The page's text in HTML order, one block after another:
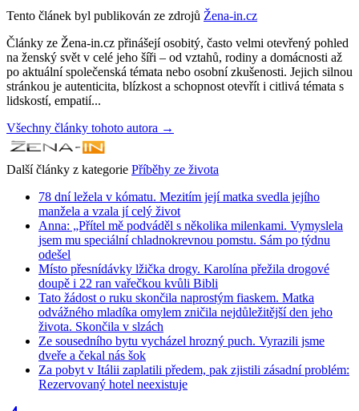
Tento článek byl publikován ze zdrojů Žena-in.cz
Články ze Žena-in.cz přinášejí osobitý, často velmi otevřený pohled
na ženský svět v celé jeho šíři – od vztahů, rodiny a domácnosti až
po aktuální společenská témata nebo osobní zkušenosti. Jejich silnou
stránkou je autenticita, blízkost a schopnost otevřít i citlivá témata s
lidskostí, empatií...
Všechny články tohoto autora →
Další články z kategorie Příběhy ze života
78 dní ležela v kómatu. Mezitím její matka svedla jejího
manžela a vzala jí celý život
Anna: „Přítel mě podváděl s několika milenkami. Vymyslela
jsem mu speciální chladnokrevnou pomstu. Sám po týdnu
odešel
Místo přesnídávky lžička drogy. Karolína přežila drogové
doupě i 22 ran vařečkou kvůli Bibli
Tato žádost o ruku skončila naprostým fiaskem. Matka
odvážného mladíka omylem zničila nejdůležitější den jeho
života. Skončila v slzách
Ze sousedního bytu vycházel hrozný puch. Vyrazili jsme
dveře a čekal nás šok
Za pobyt v Itálii zaplatili předem, pak zjistili zásadní problém:
Rezervovaný hotel neexistuje